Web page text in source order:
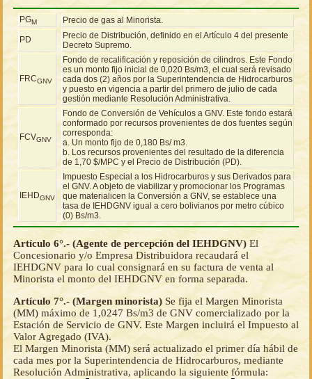
PGM
Precio de gas al Minorista.
PD
Precio de Distribución, definido en el Artículo 4 del presente
Decreto Supremo.
FRCGNV
Fondo de recalificación y reposición de cilindros. Este Fondo
es un monto fijo inicial de 0,020 Bs/m3, el cual será revisado
cada dos (2) años por la Superintendencia de Hidrocarburos
y puesto en vigencia a partir del primero de julio de cada
gestión mediante Resolución Administrativa.
FCVGNV
Fondo de Conversión de Vehículos a GNV. Este fondo estará
conformado por recursos provenientes de dos fuentes según
corresponda:
a. Un monto fijo de 0,180 Bs/ m3.
b. Los recursos provenientes del resultado de la diferencia
de 1,70 $/MPC y el Precio de Distribución (PD).
IEHDGNV
Impuesto Especial a los Hidrocarburos y sus Derivados para
el GNV. A objeto de viabilizar y promocionar los Programas
que materialicen la Conversión a GNV, se establece una
tasa de IEHDGNV igual a cero bolivianos por metro cúbico
(0) Bs/m3.
Artículo 6°.- (Agente de percepción del IEHDGNV) El
Concesionario y/o Empresa Distribuidora recaudará el
IEHDGNV para lo cual consignará en su factura de venta al
Minorista el monto del IEHDGNV en forma separada.
Artículo 7°.- (Margen minorista) Se fija el Margen Minorista
(MM) máximo de 1,0247 Bs/m3 de GNV comercializado por la
Estación de Servicio de GNV. Este Margen incluirá el Impuesto al
Valor Agregado (IVA).
El Margen Minorista (MM) será actualizado el primer día hábil de
cada mes por la Superintendencia de Hidrocarburos, mediante
Resolución Administrativa, aplicando la siguiente fórmula: